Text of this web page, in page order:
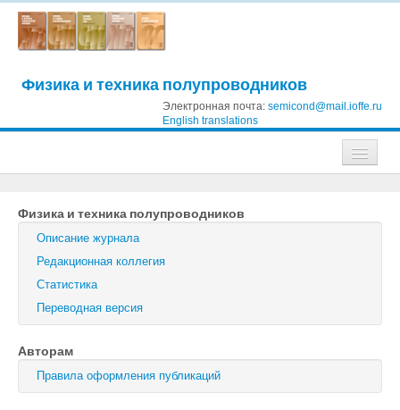
Физика и техника полупроводников
Электронная почта: semicond@mail.ioffe.ru
English translations
Журнал технической физики
Письма в Журнал технической физики
Физика твердого тела
Физика и техника полупроводников
Оптика и спектроскопия
Поиск
Физика и техника полупроводников
Описание журнала
Редакционная коллегия
Статистика
Переводная версия
Авторам
Правила оформления публикаций